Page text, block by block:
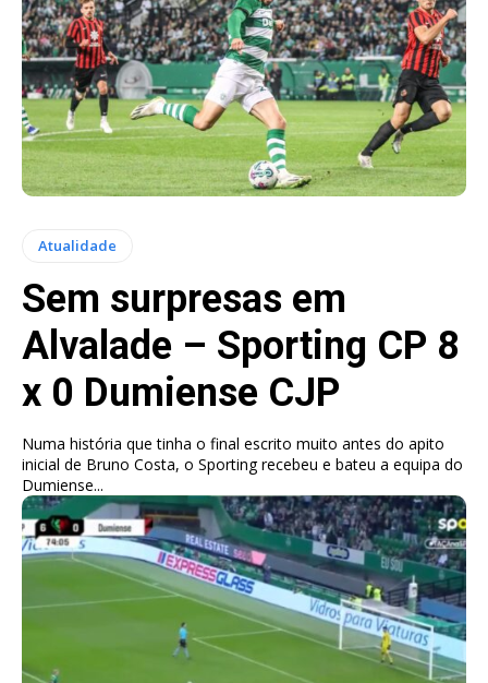
Atualidade
Sem surpresas em
Alvalade – Sporting CP 8
x 0 Dumiense CJP
Numa história que tinha o final escrito muito antes do apito
inicial de Bruno Costa, o Sporting recebeu e bateu a equipa do
Dumiense...